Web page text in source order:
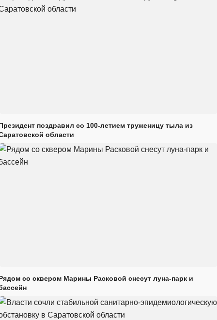
поздравил со 100-летием труженицу тыла из
области
со сквером Марины Расковой снесут луна-парк и